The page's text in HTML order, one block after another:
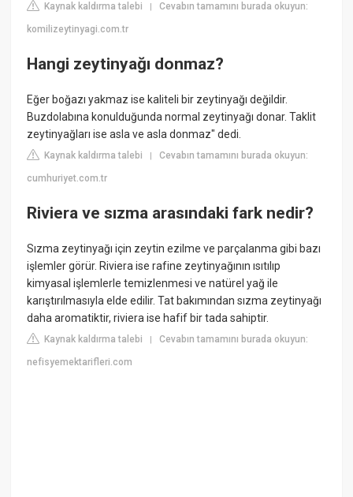
Kaynak kaldırma talebi |Cevabın tamamını burada okuyun:
komilizeytinyagi.com.tr
Hangi zeytinyağı donmaz?
Eğer boğazı yakmaz ise kaliteli bir zeytinyağı değildir.
Buzdolabına konulduğunda normal zeytinyağı donar. Taklit
zeytinyağları ise asla ve asla donmaz" dedi.
Kaynak kaldırma talebi |Cevabın tamamını burada okuyun:
cumhuriyet.com.tr
Riviera ve sızma arasındaki fark nedir?
Sızma zeytinyağı için zeytin ezilme ve parçalanma gibi bazı
işlemler görür. Riviera ise rafine zeytinyağının ısıtılıp
kimyasal işlemlerle temizlenmesi ve natürel yağ ile
karıştırılmasıyla elde edilir. Tat bakımından sızma zeytinyağı
daha aromatiktir, riviera ise hafif bir tada sahiptir.
Kaynak kaldırma talebi |Cevabın tamamını burada okuyun:
nefisyemektarifleri.com